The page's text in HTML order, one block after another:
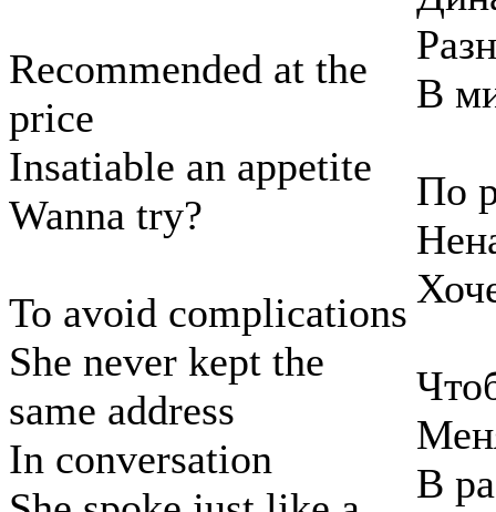
Recommended at the
price
Insatiable an appetite
Wanna try?
To avoid complications
She never kept the
same address
In conversation
В
По
В